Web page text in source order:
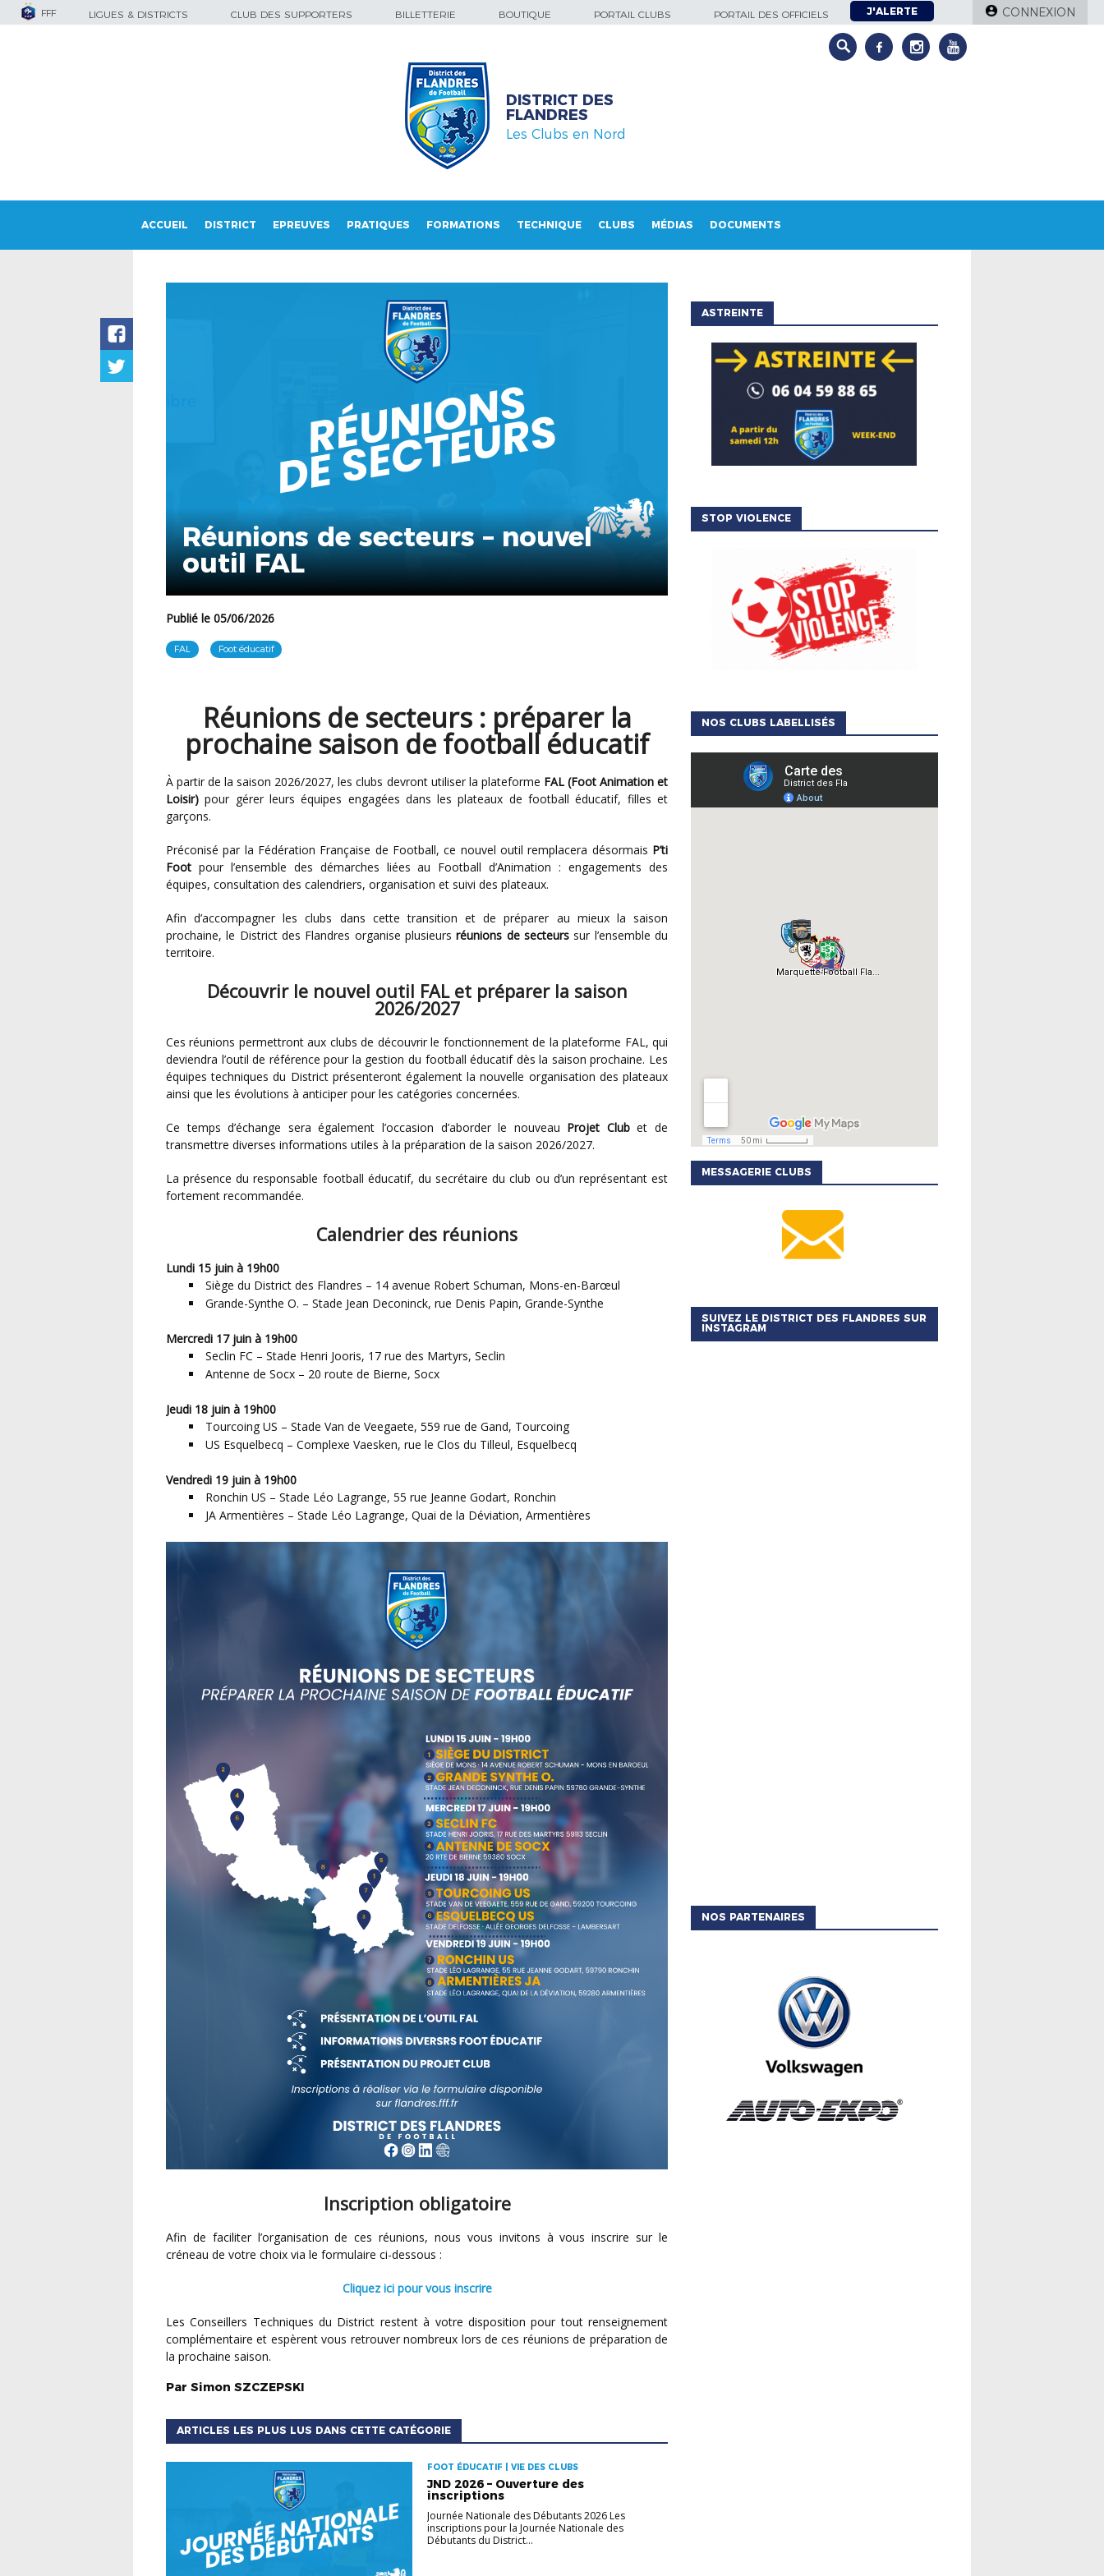
FFF LIGUES & DISTRICTS CLUB DES SUPPORTERS BILLETTERIE BOUTIQUE PORTAIL CLUBS PORTAIL DES OFFICIELS J'ALERTE CONNEXION
DISTRICT DES
FLANDRES
Les Clubs en Nord
ACCUEIL DISTRICT EPREUVES PRATIQUES FORMATIONS TECHNIQUE CLUBS MÉDIAS DOCUMENTS
Réunions de secteurs – nouvel
outil FAL
Publié le 05/06/2026
FAL Foot éducatif
Réunions de secteurs : préparer la
prochaine saison de football éducatif
À partir de la saison 2026/2027, les clubs devront utiliser la plateforme FAL (Foot Animation et
Loisir) pour gérer leurs équipes engagées dans les plateaux de football éducatif, filles et
garçons.
Préconisé par la Fédération Française de Football, ce nouvel outil remplacera désormais P’ti
Foot pour l’ensemble des démarches liées au Football d’Animation : engagements des
équipes, consultation des calendriers, organisation et suivi des plateaux.
Afin d’accompagner les clubs dans cette transition et de préparer au mieux la saison
prochaine, le District des Flandres organise plusieursréunions de secteurs sur l’ensemble du
territoire.
Découvrir le nouvel outil FAL et préparer la saison
2026/2027
Ces réunions permettront aux clubs de découvrir le fonctionnement de la plateforme FAL, qui
deviendra l’outil de référence pour la gestion du football éducatif dès la saison prochaine. Les
équipes techniques du District présenteront également la nouvelle organisation des plateaux
ainsi que les évolutions à anticiper pour les catégories concernées.
Ce temps d’échange sera également l’occasion d’aborder le nouveau Projet Clubet de
transmettre diverses informations utiles à la préparation de la saison 2026/2027.
La présence du responsable football éducatif, du secrétaire du club ou d’un représentant est
fortement recommandée.
Calendrier des réunions
Lundi 15 juin à 19h00
Siège du District des Flandres – 14 avenue Robert Schuman, Mons-en-Barœul
Grande-Synthe O. – Stade Jean Deconinck, rue Denis Papin, Grande-Synthe
Mercredi 17 juin à 19h00
Seclin FC – Stade Henri Jooris, 17 rue des Martyrs, Seclin
Antenne de Socx – 20 route de Bierne, Socx
Jeudi 18 juin à 19h00
Tourcoing US – Stade Van de Veegaete, 559 rue de Gand, Tourcoing
US Esquelbecq – Complexe Vaesken, rue le Clos du Tilleul, Esquelbecq
Vendredi 19 juin à 19h00
Ronchin US – Stade Léo Lagrange, 55 rue Jeanne Godart, Ronchin
JA Armentières – Stade Léo Lagrange, Quai de la Déviation, Armentières
Inscription obligatoire
Afin de faciliter l’organisation de ces réunions, nous vous invitons à vous inscrire sur le
créneau de votre choix via le formulaire ci-dessous :
Cliquez ici pour vous inscrire
Les Conseillers Techniques du District restent à votre disposition pour tout renseignement
complémentaire et espèrent vous retrouver nombreux lors de ces réunions de préparation de
la prochaine saison.
Par Simon SZCZEPSKI
ARTICLES LES PLUS LUS DANS CETTE CATÉGORIE
FOOT ÉDUCATIF | VIE DES CLUBS
JND 2026 – Ouverture des
inscriptions
Journée Nationale des Débutants 2026 Les
inscriptions pour la Journée Nationale des
Débutants du District...
ASTREINTE
STOP VIOLENCE
NOS CLUBS LABELLISÉS
MESSAGERIE CLUBS
SUIVEZ LE DISTRICT DES FLANDRES SUR
INSTAGRAM
NOS PARTENAIRES